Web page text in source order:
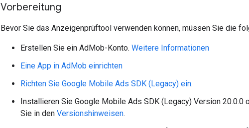
Vorbereitung
Bevor Sie das Anzeigenprüftool verwenden können, müssen Sie die
Erstellen Sie ein AdMob-Konto. Weitere Informationen
Eine App in AdMob einrichten
Richten Sie Google Mobile Ads SDK (Legacy) ein.
Installieren Sie Google Mobile Ads SDK (Legacy) Version 20.0.0
Sie in den Versionshinweisen.